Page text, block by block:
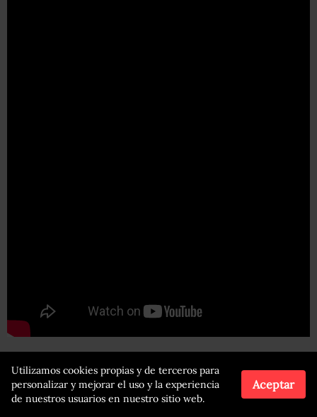
El problema es que esa canción se parece demasiado a
“The Air That I Breathe” de The Hollies.
Utilizamos cookies propias y de terceros para
personalizar y mejorar el uso y la experiencia
de nuestros usuarios en nuestro sitio web.
Aceptar